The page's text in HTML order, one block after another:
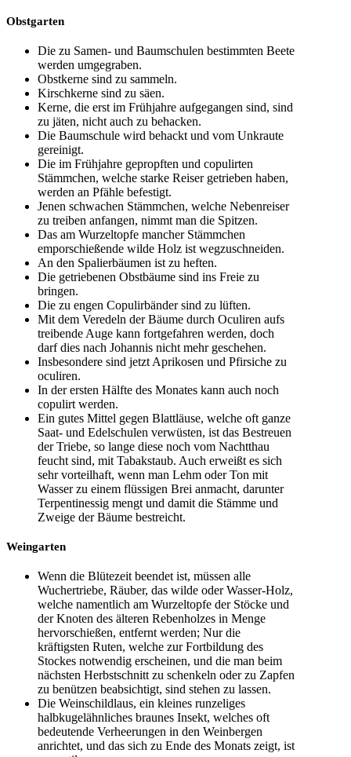
Obstgarten
Die zu Samen- und Baumschulen bestimmten Beete
werden umgegraben.
Obstkerne sind zu sammeln.
Kirschkerne sind zu säen.
Kerne, die erst im Frühjahre aufgegangen sind, sind
zu jäten, nicht auch zu behacken.
Die Baumschule wird behackt und vom Unkraute
gereinigt.
Die im Frühjahre gepropften und copulirten
Stämmchen, welche starke Reiser getrieben haben,
werden an Pfähle befestigt.
Jenen schwachen Stämmchen, welche Nebenreiser
zu treiben anfangen, nimmt man die Spitzen.
Das am Wurzeltopfe mancher Stämmchen
emporschießende wilde Holz ist wegzuschneiden.
An den Spalierbäumen ist zu heften.
Die getriebenen Obstbäume sind ins Freie zu
bringen.
Die zu engen Copulirbänder sind zu lüften.
Mit dem Veredeln der Bäume durch Oculiren aufs
treibende Auge kann fortgefahren werden, doch
darf dies nach Johannis nicht mehr geschehen.
Insbesondere sind jetzt Aprikosen und Pfirsiche zu
oculiren.
In der ersten Hälfte des Monates kann auch noch
copulirt werden.
Ein gutes Mittel gegen Blattläuse, welche oft ganze
Saat- und Edelschulen verwüsten, ist das Bestreuen
der Triebe, so lange diese noch vom Nachtthau
feucht sind, mit Tabakstaub. Auch erweißt es sich
sehr vorteilhaft, wenn man Lehm oder Ton mit
Wasser zu einem flüssigen Brei anmacht, darunter
Terpentinessig mengt und damit die Stämme und
Zweige der Bäume bestreicht.
Weingarten
Wenn die Blütezeit beendet ist, müssen alle
Wuchertriebe, Räuber, das wilde oder Wasser-Holz,
welche namentlich am Wurzeltopfe der Stöcke und
der Knoten des älteren Rebenholzes in Menge
hervorschießen, entfernt werden; Nur die
kräftigsten Ruten, welche zur Fortbildung des
Stockes notwendig erscheinen, und die man beim
nächsten Herbstschnitt zu schenkeln oder zu Zapfen
zu benützen beabsichtigt, sind stehen zu lassen.
Die Weinschildlaus, ein kleines runzeliges
halbkugelähnliches braunes Insekt, welches oft
bedeutende Verheerungen in den Weinbergen
anrichtet, und das sich zu Ende des Monats zeigt, ist